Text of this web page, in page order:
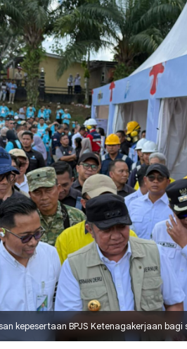
kepesertaan BPJS Ketenagakerjaan bagi